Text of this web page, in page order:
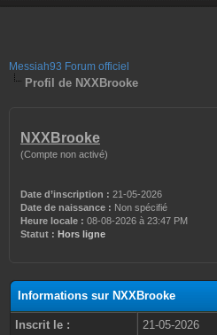
Messiah93 Forum officiel
Profil de NXXBrooke
NXXBrooke
(Compte non activé)
Date d’inscription : 21-05-2026
Date de naissance : Non spécifié
Heure locale : 08-08-2026 à 23:47 PM
Statut : Hors ligne
Informations sur NXXBrooke
Inscrit le :
21-05-2026